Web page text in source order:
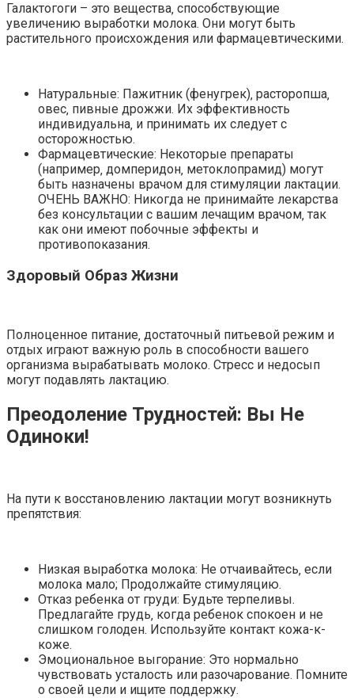
Галактогоги – это вещества‚ способствующие
увеличению выработки молока. Они могут быть
растительного происхождения или фармацевтическими.
Натуральные: Пажитник (фенугрек)‚ расторопша‚
овес‚ пивные дрожжи. Их эффективность
индивидуальна‚ и принимать их следует с
осторожностью.
Фармацевтические: Некоторые препараты
(например‚ домперидон‚ метоклопрамид) могут
быть назначены врачом для стимуляции лактации.
ОЧЕНЬ ВАЖНО: Никогда не принимайте лекарства
без консультации с вашим лечащим врачом‚ так
как они имеют побочные эффекты и
противопоказания.
Здоровый Образ Жизни
Полноценное питание‚ достаточный питьевой режим и
отдых играют важную роль в способности вашего
организма вырабатывать молоко. Стресс и недосып
могут подавлять лактацию.
Преодоление Трудностей: Вы Не
Одиноки!
На пути к восстановлению лактации могут возникнуть
препятствия:
Низкая выработка молока: Не отчаивайтесь‚ если
молока мало; Продолжайте стимуляцию.
Отказ ребенка от груди: Будьте терпеливы.
Предлагайте грудь‚ когда ребенок спокоен и не
слишком голоден. Используйте контакт кожа-к-
коже.
Эмоциональное выгорание: Это нормально
чувствовать усталость или разочарование. Помните
о своей цели и ищите поддержку.